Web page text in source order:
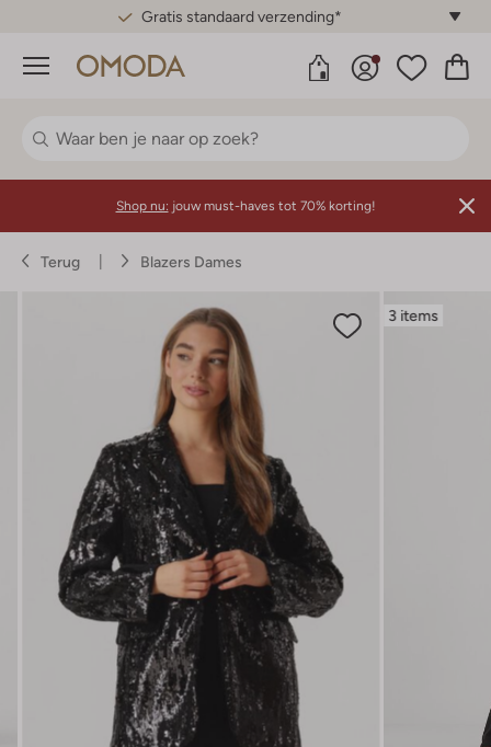
Gratis standaard verzending*
Menu
Shop nu: jouw must-haves tot 70% korting!
Terug Blazers Dames
3 items